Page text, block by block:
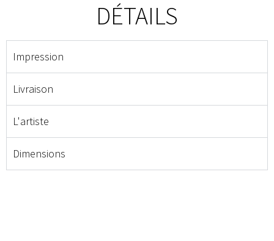
DÉTAILS
Impression
Livraison
L'artiste
Dimensions